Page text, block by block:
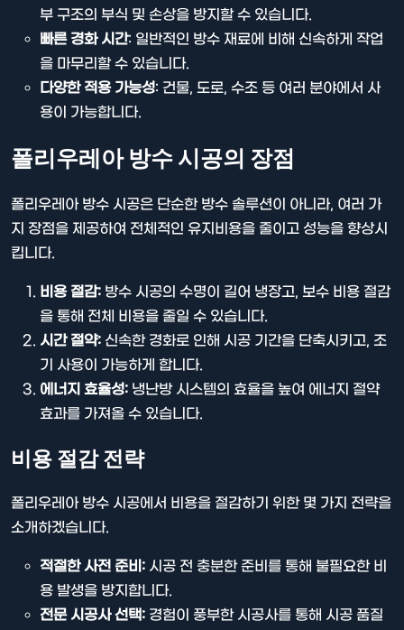
부 구조의 부식 및 손상을 방지할 수 있습니다.
빠른 경화 시간: 일반적인 방수 재료에 비해 신속하게 작업
을 마무리할 수 있습니다.
다양한 적용 가능성: 건물, 도로, 수조 등 여러 분야에서 사
용이 가능합니다.
폴리우레아 방수 시공의 장점
폴리우레아 방수 시공은 단순한 방수 솔루션이 아니라, 여러 가
지 장점을 제공하여 전체적인 유지비용을 줄이고 성능을 향상시
킵니다.
비용 절감: 방수 시공의 수명이 길어 냉장고, 보수 비용 절감
을 통해 전체 비용을 줄일 수 있습니다.
시간 절약: 신속한 경화로 인해 시공 기간을 단축시키고, 조
기 사용이 가능하게 합니다.
에너지 효율성: 냉난방 시스템의 효율을 높여 에너지 절약
효과를 가져올 수 있습니다.
비용 절감 전략
폴리우레아 방수 시공에서 비용을 절감하기 위한 몇 가지 전략을
소개하겠습니다.
적절한 사전 준비: 시공 전 충분한 준비를 통해 불필요한 비
용 발생을 방지합니다.
전문 시공사 선택: 경험이 풍부한 시공사를 통해 시공 품질